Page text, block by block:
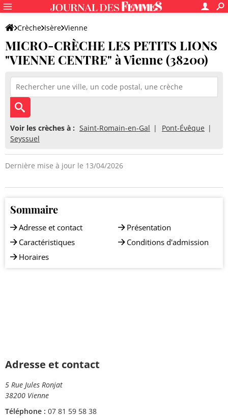
Crèche Isère Vienne
MICRO-CRÈCHE LES PETITS LIONS "VIENNE CENTRE"
MICRO-CRÈCHE LES PETITS LIONS
"VIENNE CENTRE" à Vienne (38200)
Voir les crèches à : Saint-Romain-en-Gal
Pont-Évêque
Seyssuel
Dernière mise à jour le 13/04/2026
Sommaire
Adresse et contact
Caractéristiques
Horaires
Présentation
Conditions d'admission
Adresse et contact
5 Rue Jules Ronjat
38200 Vienne
Téléphone : 07 81 59 58 38